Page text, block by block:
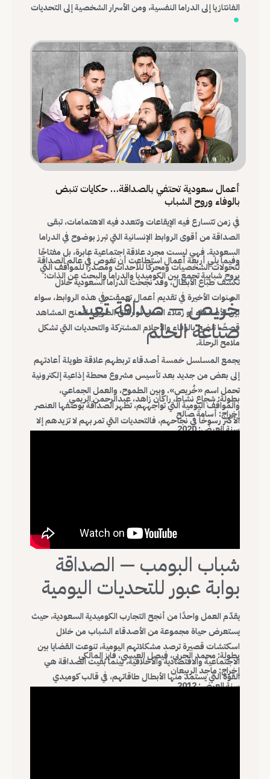
الفانتازيا إلى الدراما النفسية، ومن الأسرار الشخصية إلى التحديات
الرمزية، أثبتت هذه الأفلام قدرة الدراما السعودية على
استكشاف المجهول وصناعة قصص مشوقة تظل عالقة في
ذهن المشاهد.
أعمال سعودية تحتفي بالصداقة… حكايات تنبض
بالوفاء وروح الشباب
في زمن تتسارع فيه الإيقاعات وتتعدد فيه الاهتمامات، تبقى
الصداقة من أقوى الروابط الإنسانية التي تبرز بوضوح في الدراما
السعودية. فهي ليست مجرد علاقة اجتماعية عابرة، بل مفتاحًا
لتحولات الشخصيات ومحركًا للأحداث ومصدرًا للمواقف التي
تكشف طباع الأبطال، وقد نجحت الدراما السعودية خلال
السنوات الأخيرة في تقديم أعمال تعمقت في هذه الروابط، سواء
بين الأصدقاء أو زملاء العمل أو رفاق الطريق، لتمنح المشاهد
قصصًا تنضح بالوفاء والأحلام المشتركة والتحديات التي تشكل
ملامح الرحلة.
وفيما يلي أربعة أعمال استطاعت أن تغوص في عالم الصداقة
بروح شبابية تجمع بين الكوميديا والدراما والبحث عن الذات:
خُريص — صداقة تُعيد
صناعة الحلم
يجمع المسلسل خمسة أصدقاء تربطهم علاقة طويلة أعادتهم
إلى بعض من جديد بعد تأسيس مشروع محطة إذاعية إلكترونية
تحمل اسم «خُريص». وبين الطموح، والعمل الجماعي،
والمواقف اليومية التي تواجههم، تظهر الصداقة بوصفها العنصر
الأكثر رسوخًا في نجاحهم، فالتحديات التي تمر بهم لا تزيدهم إلا
بطولة: شجاع نشاط، راكان زاهد، عبدالرحمن الريمي
إخراج: أسامة صالح
سنة العرض: 2020
شباب البومب — الصداقة
بوابة عبور للتحديات اليومية
يقدّم العمل واحدًا من أنجح التجارب الكوميدية السعودية، حيث
يستعرض حياة مجموعة من الأصدقاء الشباب من خلال
اسكتشات قصيرة ترصد مشكلاتهم اليومية، تنوعت القضايا بين
الاجتماعية والاقتصادية والأخلاقية، بينما بقيت الصداقة هي
القوة التي يستمد منها الأبطال طاقاتهم، في قالب كوميدي
بطولة: محمد الحربي، فيصل العيسى، فايز المالكي
إخراج: ماجد الربيعان
سنة العرض: 2012